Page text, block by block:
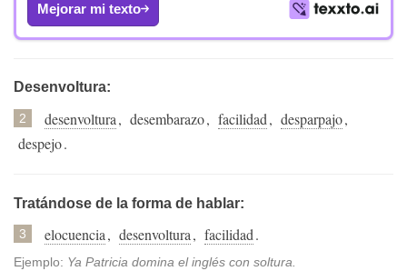
Mejorar mi texto
Desenvoltura:
2 desenvoltura, desembarazo, facilidad, desparpajo,
despejo.
Tratándose de la forma de hablar:
3 elocuencia, desenvoltura, facilidad.
Ejemplo: Ya Patricia domina el inglés con soltura.